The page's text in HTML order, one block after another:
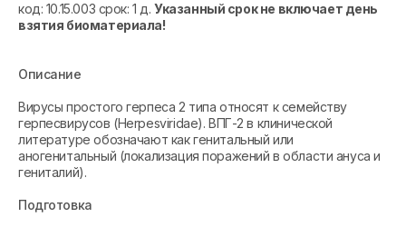
код: 10.15.003 срок: 1 д.Указанный срок не включает день
взятия биоматериала!
Описание
Вирусы простого герпеса 2 типа относят к семейству
герпесвирусов (Herpesviridae). ВПГ-2 в клинической
литературе обозначают как генитальный или
аногенитальный (локализация поражений в области ануса и
гениталий).
Подготовка